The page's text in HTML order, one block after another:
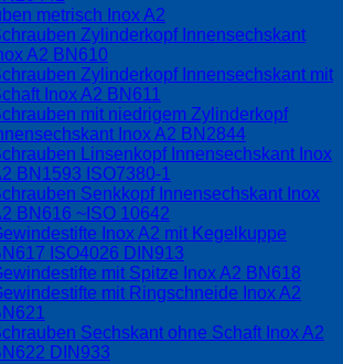
metrisch Inox A2
Zylinderkopf Innensechskant
A2 BN610
Zylinderkopf Innensechskant mit
Inox A2 BN611
mit niedrigem Zylinderkopf
Inox A2 BN2844
Linsenkopf Innensechskant Inox
BN1593 ISO7380-1
Senkkopf Innensechskant Inox
BN616 ~ISO 10642
Inox A2 mit Kegelkuppe
ISO4026 DIN913
mit Spitze Inox A2 BN618
mit Ringschneide Inox A2
Sechskant ohne Schaft Inox A2
DIN933